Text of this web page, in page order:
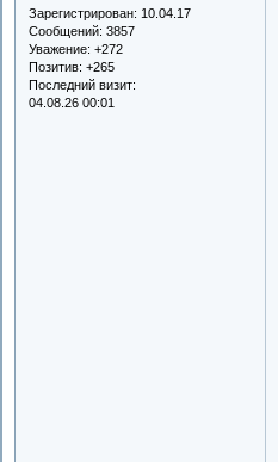
Зарегистрирован: 10.04.17
Сообщений: 3857
Уважение: +272
Позитив: +265
Последний визит:
04.08.26 00:01